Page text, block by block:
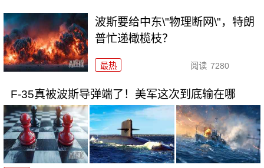
波斯要给中东\"物理断网\"，特朗
普忙递橄榄枝？
最热 阅读 7280
F-35真被波斯导弹端了！美军这次到底输在哪